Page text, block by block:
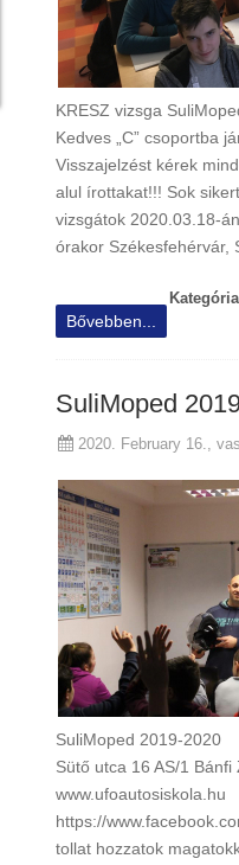
KRESZ vizsga
Kedves „C” csoportba
Visszajelzést kérek
alul írottakat!!! Sok
vizsgátok 2020.03.18-
órakor Székesfehérvár,
Bővebben...
SuliMoped
2020. February 16.,
SuliMoped 2019-
Sütő utca 16 AS/1
www.ufoautosiskola.hu
https://
tollat hozzatok